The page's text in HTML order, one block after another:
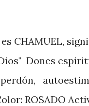
CHAMUEL,
Dones
ROSADO